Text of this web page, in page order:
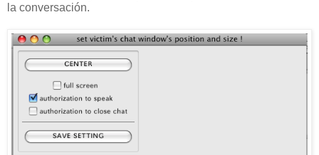
la conversación.